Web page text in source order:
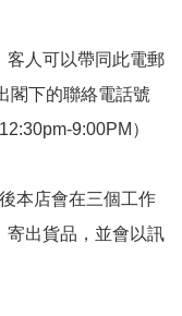
客人可以帶同此電郵
閣下的聯絡電話號
9:00PM）
本店會在三個工作
寄出貨品，並會以訊